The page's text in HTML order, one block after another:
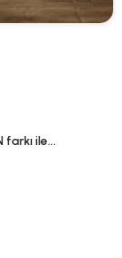
farkı ile…